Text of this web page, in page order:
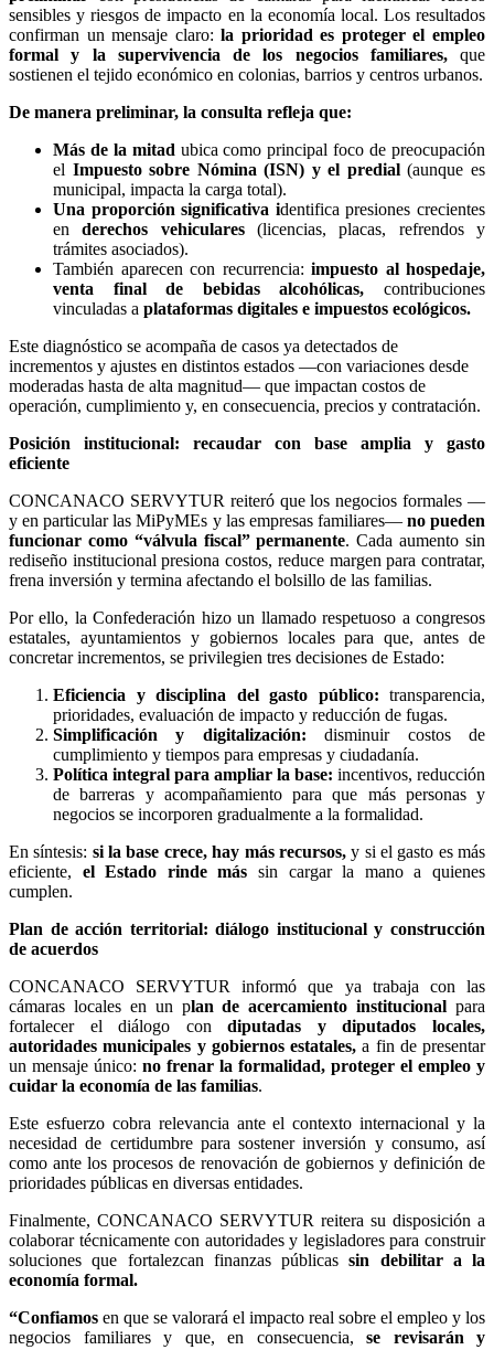
sensibles y riesgos de impacto en la economía local. Los resultados
confirman un mensaje claro:la prioridad es proteger el empleo
formal y la supervivencia de los negocios familiares,que
sostienen el tejido económico en colonias, barrios y centros urbanos.
De manera preliminar, la consulta refleja que:
Más de la mitad ubica como principal foco de preocupación
el Impuesto sobre Nómina (ISN) y el predial(aunque es
municipal, impacta la carga total).
Una proporción significativa identifica presiones crecientes
enderechos vehiculares(licencias, placas, refrendos y
trámites asociados).
También aparecen con recurrencia: impuesto al hospedaje,
venta final de bebidas alcohólicas, contribuciones
vinculadas a plataformas digitales e impuestos ecológicos.
Este diagnóstico se acompaña de casos ya detectados de
incrementos y ajustes en distintos estados —con variaciones desde
moderadas hasta de alta magnitud— que impactan costos de
operación, cumplimiento y, en consecuencia, precios y contratación.
Posición institucional: recaudar con base amplia y gasto
eficiente
CONCANACO SERVYTUR reiteró que los negocios formales —
y en particular las MiPyMEs y las empresas familiares— no pueden
funcionar como “válvula fiscal” permanente. Cada aumento sin
rediseño institucional presiona costos, reduce margen para contratar,
frena inversión y termina afectando el bolsillo de las familias.
Por ello, la Confederación hizo un llamado respetuoso a congresos
estatales, ayuntamientos y gobiernos locales para que, antes de
concretar incrementos, se privilegien tres decisiones de Estado:
Eficiencia y disciplina del gasto público: transparencia,
prioridades, evaluación de impacto y reducción de fugas.
Simplificación y digitalización:disminuir costos de
cumplimiento y tiempos para empresas y ciudadanía.
Política integral para ampliar la base: incentivos, reducción
de barreras y acompañamiento para que más personas y
negocios se incorporen gradualmente a la formalidad.
En síntesis: si la base crece, hay más recursos,y si el gasto es más
eficiente, el Estado rinde mássin cargar la mano a quienes
cumplen.
Plan de acción territorial: diálogo institucional y construcción
de acuerdos
CONCANACO SERVYTUR informó que ya trabaja con las
cámaras locales en un plan de acercamiento institucional para
fortalecer el diálogo condiputadas y diputados locales,
autoridades municipales y gobiernos estatales, a fin de presentar
un mensaje único: no frenar la formalidad, proteger el empleo y
cuidar la economía de las familias.
Este esfuerzo cobra relevancia ante el contexto internacional y la
necesidad de certidumbre para sostener inversión y consumo, así
como ante los procesos de renovación de gobiernos y definición de
prioridades públicas en diversas entidades.
Finalmente, CONCANACO SERVYTUR reitera su disposición a
colaborar técnicamente con autoridades y legisladores para construir
soluciones que fortalezcan finanzas públicassin debilitar a la
economía formal.
“Confiamos en que se valorará el impacto real sobre el empleo y los
negocios familiares y que, en consecuencia, se revisarán y